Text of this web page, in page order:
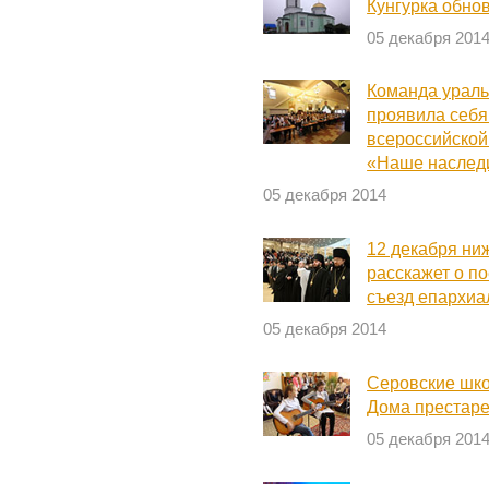
Кунгурка
05 декабря
Команда
проявила
«Наше
05 декабря 2014
12 декабря
расскажет о
съезд
05 декабря 2014
Серовские
Дома
05 декабря